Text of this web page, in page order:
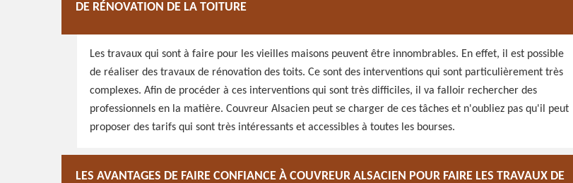
DE RÉNOVATION DE LA TOITURE
Les travaux qui sont à faire pour les vieilles maisons peuvent être innombrables. En effet, il est possible
de réaliser des travaux de rénovation des toits. Ce sont des interventions qui sont particulièrement très
complexes. Afin de procéder à ces interventions qui sont très difficiles, il va falloir rechercher des
professionnels en la matière. Couvreur Alsacien peut se charger de ces tâches et n'oubliez pas qu'il peut
proposer des tarifs qui sont très intéressants et accessibles à toutes les bourses.
LES AVANTAGES DE FAIRE CONFIANCE À COUVREUR ALSACIEN POUR FAIRE LES TRAVAUX DE